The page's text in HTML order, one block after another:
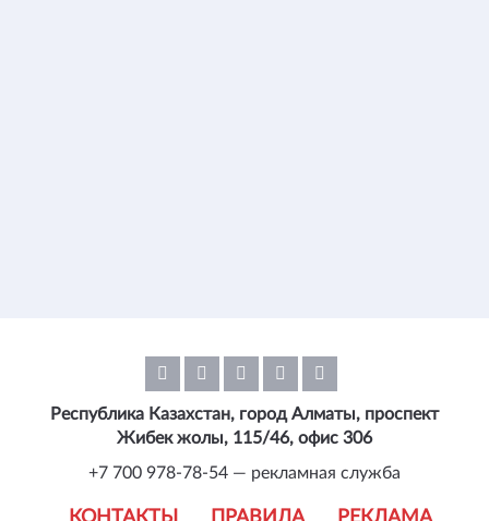
Республика Казахстан, город Алматы, проспект
Жибек жолы, 115/46, офис 306
+7 700 978-78-54 — рекламная служба